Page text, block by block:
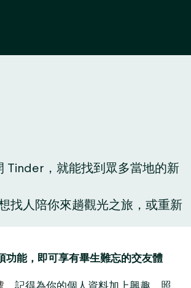
Tinder，就能找到眾多當地的新
找人陪你來趟觀光之旅，或重新
能，即可享有畢生難忘的交友體
。記得為你的個人資料加上興趣、照